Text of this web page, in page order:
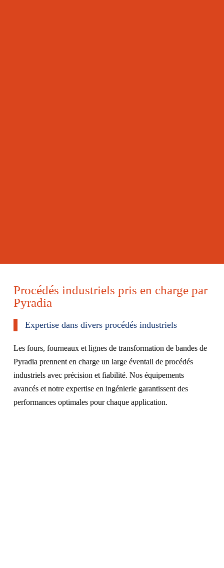
Procédés industriels pris en charge par
Pyradia
Expertise dans divers procédés industriels
Les fours, fourneaux et lignes de transformation de bandes de
Pyradia prennent en charge un large éventail de procédés
industriels avec précision et fiabilité. Nos équipements
avancés et notre expertise en ingénierie garantissent des
performances optimales pour chaque application.